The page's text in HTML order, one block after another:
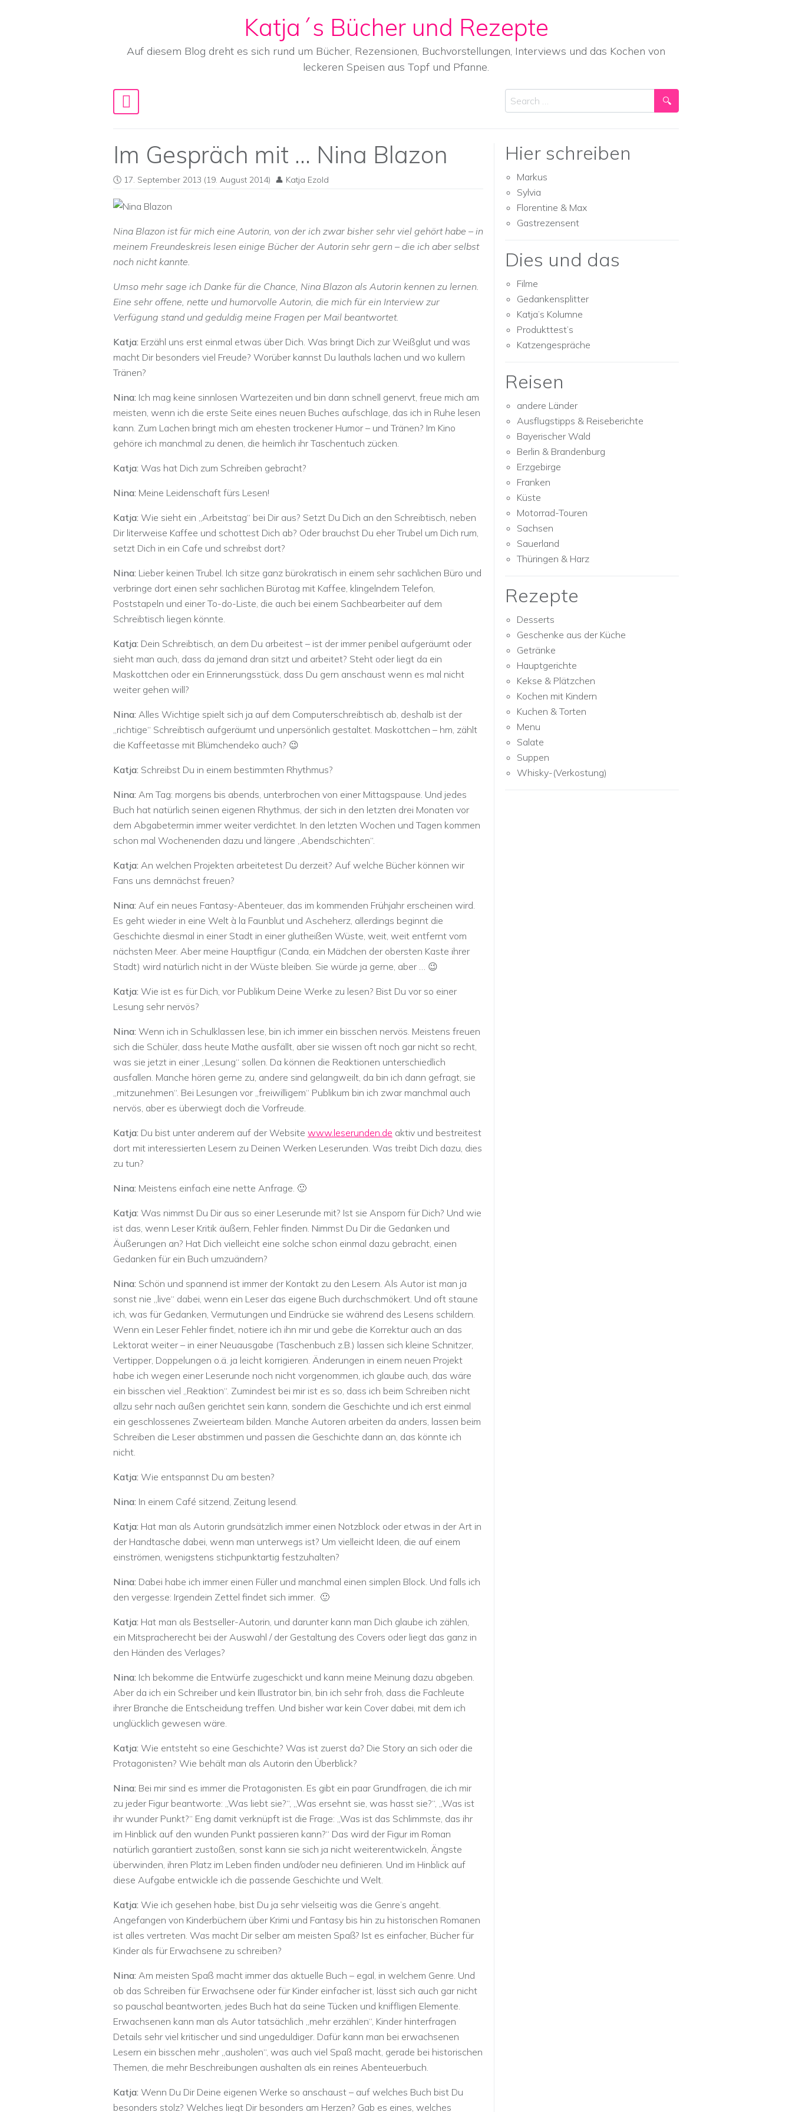
Katja´s Bücher und Rezepte
Auf diesem Blog dreht es sich rund um Bücher, Rezensionen, Buchvorstellungen, Interviews und das Kochen von
leckeren Speisen aus Topf und Pfanne.
Main Navigation
Search
Im Gespräch mit … Nina Blazon
17. September 2013 (19. August 2014) Katja Ezold
Nina Blazon ist für mich eine Autorin, von der ich zwar bisher sehr viel gehört habe – in
meinem Freundeskreis lesen einige Bücher der Autorin sehr gern – die ich aber selbst
noch nicht kannte.
Umso mehr sage ich Danke für die Chance, Nina Blazon als Autorin kennen zu lernen.
Eine sehr offene, nette und humorvolle Autorin, die mich für ein Interview zur
Verfügung stand und geduldig meine Fragen per Mail beantwortet.
Katja: Erzähl uns erst einmal etwas über Dich. Was bringt Dich zur Weißglut und was
macht Dir besonders viel Freude? Worüber kannst Du lauthals lachen und wo kullern
Tränen?
Nina: Ich mag keine sinnlosen Wartezeiten und bin dann schnell genervt, freue mich am
meisten, wenn ich die erste Seite eines neuen Buches aufschlage, das ich in Ruhe lesen
kann. Zum Lachen bringt mich am ehesten trockener Humor – und Tränen? Im Kino
gehöre ich manchmal zu denen, die heimlich ihr Taschentuch zücken.
Katja: Was hat Dich zum Schreiben gebracht?
Nina: Meine Leidenschaft fürs Lesen!
Katja: Wie sieht ein „Arbeitstag“ bei Dir aus? Setzt Du Dich an den Schreibtisch, neben
Dir literweise Kaffee und schottest Dich ab? Oder brauchst Du eher Trubel um Dich rum,
setzt Dich in ein Cafe und schreibst dort?
Nina: Lieber keinen Trubel. Ich sitze ganz bürokratisch in einem sehr sachlichen Büro und
verbringe dort einen sehr sachlichen Bürotag mit Kaffee, klingelndem Telefon,
Poststapeln und einer To-do-Liste, die auch bei einem Sachbearbeiter auf dem
Schreibtisch liegen könnte.
Katja: Dein Schreibtisch, an dem Du arbeitest – ist der immer penibel aufgeräumt oder
sieht man auch, dass da jemand dran sitzt und arbeitet? Steht oder liegt da ein
Maskottchen oder ein Erinnerungsstück, dass Du gern anschaust wenn es mal nicht
weiter gehen will?
Nina: Alles Wichtige spielt sich ja auf dem Computerschreibtisch ab, deshalb ist der
„richtige“ Schreibtisch aufgeräumt und unpersönlich gestaltet. Maskottchen – hm, zählt
die Kaffeetasse mit Blümchendeko auch? 😉
Katja: Schreibst Du in einem bestimmten Rhythmus?
Nina: Am Tag: morgens bis abends, unterbrochen von einer Mittagspause. Und jedes
Buch hat natürlich seinen eigenen Rhythmus, der sich in den letzten drei Monaten vor
dem Abgabetermin immer weiter verdichtet. In den letzten Wochen und Tagen kommen
schon mal Wochenenden dazu und längere „Abendschichten“.
Katja: An welchen Projekten arbeitetest Du derzeit? Auf welche Bücher können wir
Fans uns demnächst freuen?
Nina: Auf ein neues Fantasy-Abenteuer, das im kommenden Frühjahr erscheinen wird.
Es geht wieder in eine Welt à la Faunblut und Ascheherz, allerdings beginnt die
Geschichte diesmal in einer Stadt in einer glutheißen Wüste, weit, weit entfernt vom
nächsten Meer. Aber meine Hauptfigur (Canda, ein Mädchen der obersten Kaste ihrer
Stadt) wird natürlich nicht in der Wüste bleiben. Sie würde ja gerne, aber … 😉
Katja: Wie ist es für Dich, vor Publikum Deine Werke zu lesen? Bist Du vor so einer
Lesung sehr nervös?
Nina: Wenn ich in Schulklassen lese, bin ich immer ein bisschen nervös. Meistens freuen
sich die Schüler, dass heute Mathe ausfällt, aber sie wissen oft noch gar nicht so recht,
was sie jetzt in einer „Lesung“ sollen. Da können die Reaktionen unterschiedlich
ausfallen. Manche hören gerne zu, andere sind gelangweilt, da bin ich dann gefragt, sie
„mitzunehmen“. Bei Lesungen vor „freiwilligem“ Publikum bin ich zwar manchmal auch
nervös, aber es überwiegt doch die Vorfreude.
Katja: Du bist unter anderem auf der Website www.leserunden.de aktiv und bestreitest
dort mit interessierten Lesern zu Deinen Werken Leserunden. Was treibt Dich dazu, dies
zu tun?
Nina: Meistens einfach eine nette Anfrage. 🙂
Katja: Was nimmst Du Dir aus so einer Leserunde mit? Ist sie Ansporn für Dich? Und wie
ist das, wenn Leser Kritik äußern, Fehler finden. Nimmst Du Dir die Gedanken und
Äußerungen an? Hat Dich vielleicht eine solche schon einmal dazu gebracht, einen
Gedanken für ein Buch umzuändern?
Nina: Schön und spannend ist immer der Kontakt zu den Lesern. Als Autor ist man ja
sonst nie „live“ dabei, wenn ein Leser das eigene Buch durchschmökert. Und oft staune
ich, was für Gedanken, Vermutungen und Eindrücke sie während des Lesens schildern.
Wenn ein Leser Fehler findet, notiere ich ihn mir und gebe die Korrektur auch an das
Lektorat weiter – in einer Neuausgabe (Taschenbuch z.B.) lassen sich kleine Schnitzer,
Vertipper, Doppelungen o.ä. ja leicht korrigieren. Änderungen in einem neuen Projekt
habe ich wegen einer Leserunde noch nicht vorgenommen, ich glaube auch, das wäre
ein bisschen viel „Reaktion“. Zumindest bei mir ist es so, dass ich beim Schreiben nicht
allzu sehr nach außen gerichtet sein kann, sondern die Geschichte und ich erst einmal
ein geschlossenes Zweierteam bilden. Manche Autoren arbeiten da anders, lassen beim
Schreiben die Leser abstimmen und passen die Geschichte dann an, das könnte ich
nicht.
Katja: Wie entspannst Du am besten?
Nina: In einem Café sitzend, Zeitung lesend.
Katja: Hat man als Autorin grundsätzlich immer einen Notzblock oder etwas in der Art in
der Handtasche dabei, wenn man unterwegs ist? Um vielleicht Ideen, die auf einem
einströmen, wenigstens stichpunktartig festzuhalten?
Nina: Dabei habe ich immer einen Füller und manchmal einen simplen Block. Und falls ich
den vergesse: Irgendein Zettel findet sich immer. 🙂
Katja: Hat man als Bestseller-Autorin, und darunter kann man Dich glaube ich zählen,
ein Mitspracherecht bei der Auswahl / der Gestaltung des Covers oder liegt das ganz in
den Händen des Verlages?
Nina: Ich bekomme die Entwürfe zugeschickt und kann meine Meinung dazu abgeben.
Aber da ich ein Schreiber und kein Illustrator bin, bin ich sehr froh, dass die Fachleute
ihrer Branche die Entscheidung treffen. Und bisher war kein Cover dabei, mit dem ich
unglücklich gewesen wäre.
Katja: Wie entsteht so eine Geschichte? Was ist zuerst da? Die Story an sich oder die
Protagonisten? Wie behält man als Autorin den Überblick?
Nina: Bei mir sind es immer die Protagonisten. Es gibt ein paar Grundfragen, die ich mir
zu jeder Figur beantworte: „Was liebt sie?“, „Was ersehnt sie, was hasst sie?“, „Was ist
ihr wunder Punkt?“ Eng damit verknüpft ist die Frage: „Was ist das Schlimmste, das ihr
im Hinblick auf den wunden Punkt passieren kann?“ Das wird der Figur im Roman
natürlich garantiert zustoßen, sonst kann sie sich ja nicht weiterentwickeln, Ängste
überwinden, ihren Platz im Leben finden und/oder neu definieren. Und im Hinblick auf
diese Aufgabe entwickle ich die passende Geschichte und Welt.
Katja: Wie ich gesehen habe, bist Du ja sehr vielseitig was die Genre’s angeht.
Angefangen von Kinderbüchern über Krimi und Fantasy bis hin zu historischen Romanen
ist alles vertreten. Was macht Dir selber am meisten Spaß? Ist es einfacher, Bücher für
Kinder als für Erwachsene zu schreiben?
Nina: Am meisten Spaß macht immer das aktuelle Buch – egal, in welchem Genre. Und
ob das Schreiben für Erwachsene oder für Kinder einfacher ist, lässt sich auch gar nicht
so pauschal beantworten, jedes Buch hat da seine Tücken und kniffligen Elemente.
Erwachsenen kann man als Autor tatsächlich „mehr erzählen“, Kinder hinterfragen
Details sehr viel kritischer und sind ungeduldiger. Dafür kann man bei erwachsenen
Lesern ein bisschen mehr „ausholen“, was auch viel Spaß macht, gerade bei historischen
Themen, die mehr Beschreibungen aushalten als ein reines Abenteuerbuch.
Katja: Wenn Du Dir Deine eigenen Werke so anschaust – auf welches Buch bist Du
besonders stolz? Welches liegt Dir besonders am Herzen? Gab es eines, welches
Hier schreiben
Markus
Sylvia
Florentine & Max
Gastrezensent
Dies und das
Filme
Gedankensplitter
Katja’s Kolumne
Produkttest’s
Katzengespräche
Reisen
andere Länder
Ausflugstipps & Reiseberichte
Bayerischer Wald
Berlin & Brandenburg
Erzgebirge
Franken
Küste
Motorrad-Touren
Sachsen
Sauerland
Thüringen & Harz
Rezepte
Desserts
Geschenke aus der Küche
Getränke
Hauptgerichte
Kekse & Plätzchen
Kochen mit Kindern
Kuchen & Torten
Menu
Salate
Suppen
Whisky-(Verkostung)